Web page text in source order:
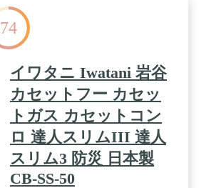
74
イワタニ Iwatani 岩谷
カセットフー カセッ
トガス カセットコン
ロ 達人スリムIII 達人
スリム3 防災 日本製
CB-SS-50